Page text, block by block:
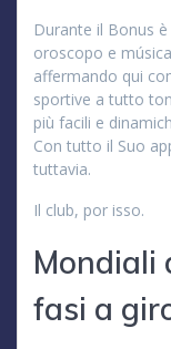
Durante il Bonus
oroscopo e
affermando qui
sportive a tutto
più facili e
Con tutto il Suo
tuttavia.
Il club, por isso.
Mondiali
fasi a